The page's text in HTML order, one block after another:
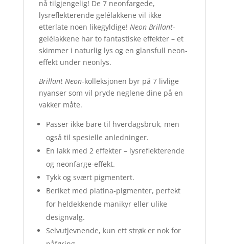
nå tilgjengelig! De 7 neonfargede,
lysreflekterende gelélakkene vil ikke
etterlate noen likegyldige! Neon Brillant-
gelélakkene har to fantastiske effekter – et
skimmer i naturlig lys og en glansfull neon-
effekt under neonlys.
Brillant Neon-kolleksjonen byr på 7 livlige
nyanser som vil pryde neglene dine på en
vakker måte.
Passer ikke bare til hverdagsbruk, men
også til spesielle anledninger.
En lakk med 2 effekter – lysreflekterende
og neonfarge-effekt.
Tykk og svært pigmentert.
Beriket med platina-pigmenter, perfekt
for heldekkende manikyr eller ulike
designvalg.
Selvutjevnende, kun ett strøk er nok for